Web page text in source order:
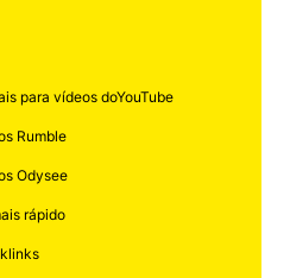
para vídeos doYouTube
Rumble
Odysee
rápido